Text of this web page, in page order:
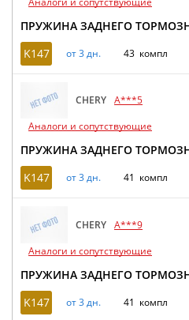
ПРУЖИНА ЗАДНЕГО
K147
от 3 дн. 43 компл
CHERY A***5
Аналоги и сопутствующие
ПРУЖИНА ЗАДНЕГО
K147
от 3 дн. 41 компл
CHERY A***9
Аналоги и сопутствующие
ПРУЖИНА ЗАДНЕГО
K147
от 3 дн. 41 компл